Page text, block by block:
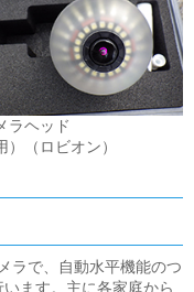
ラヘッド
）
（ロビオン）
ラで、自動水平機能のつ
ます。主に各家庭から